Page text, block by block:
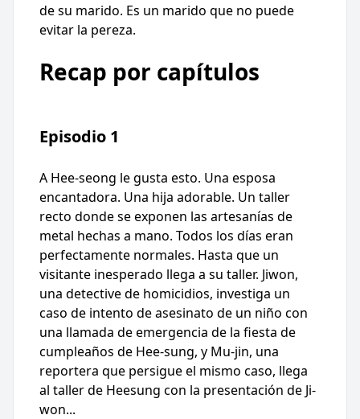
de su marido. Es un marido que no puede
evitar la pereza.
Recap por capítulos
Episodio 1
A Hee-seong le gusta esto. Una esposa
encantadora. Una hija adorable. Un taller
recto donde se exponen las artesanías de
metal hechas a mano. Todos los días eran
perfectamente normales. Hasta que un
visitante inesperado llega a su taller. Jiwon,
una detective de homicidios, investiga un
caso de intento de asesinato de un niño con
una llamada de emergencia de la fiesta de
cumpleaños de Hee-sung, y Mu-jin, una
reportera que persigue el mismo caso, llega
al taller de Heesung con la presentación de Ji-
won...